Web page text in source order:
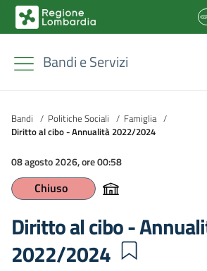
Bandi e Servizi
Bandi / Politiche Sociali / Famiglia /
Diritto al cibo - Annualità 2022/2024
08 agosto 2026, ore 00:58
Chiuso
Diritto al cibo -
2022/2024